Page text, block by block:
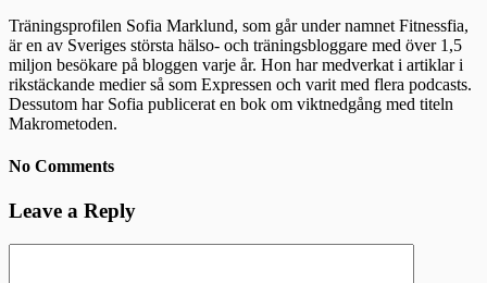
Träningsprofilen Sofia Marklund, som går under namnet Fitnessfia,
är en av Sveriges största hälso- och träningsbloggare med över 1,5
miljon besökare på bloggen varje år. Hon har medverkat i artiklar i
rikstäckande medier så som Expressen och varit med flera podcasts.
Dessutom har Sofia publicerat en bok om viktnedgång med titeln
Makrometoden.
No Comments
Leave a Reply